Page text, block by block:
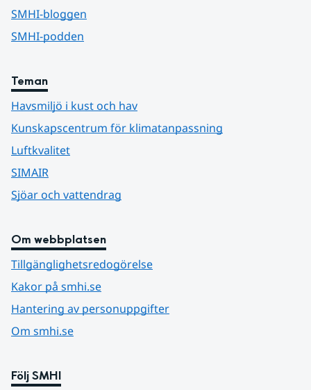
SMHI-bloggen
SMHI-podden
Teman
Havsmiljö i kust och hav
Kunskapscentrum för klimatanpassning
Luftkvalitet
SIMAIR
Sjöar och vattendrag
Om webbplatsen
Tillgänglighetsredogörelse
Kakor på smhi.se
Hantering av personuppgifter
Om smhi.se
Följ SMHI